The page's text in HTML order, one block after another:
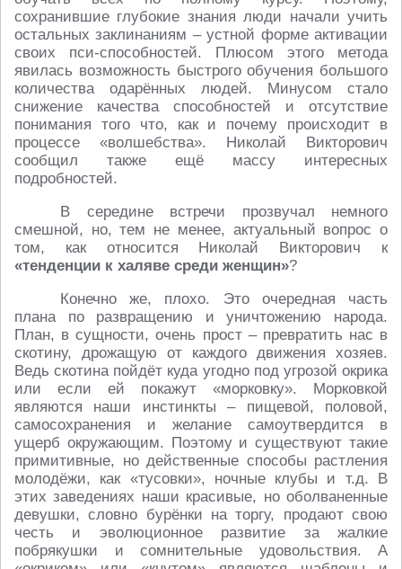
сохранившие глубокие знания люди начали учить
остальных заклинаниям – устной форме активации
своих пси-способностей. Плюсом этого метода
явилась возможность быстрого обучения большого
количества одарённых людей. Минусом стало
снижение качества способностей и отсутствие
понимания того что, как и почему происходит в
процессе «волшебства». Николай Викторович
сообщил также ещё массу интересных
подробностей.
В середине встречи прозвучал немного
смешной, но, тем не менее, актуальный вопрос о
том, как относится Николай Викторович к
«тенденции к халяве среди женщин»?
Конечно же, плохо. Это очередная часть
плана по развращению и уничтожению народа.
План, в сущности, очень прост – превратить нас в
скотину, дрожащую от каждого движения хозяев.
Ведь скотина пойдёт куда угодно под угрозой окрика
или если ей покажут «морковку». Морковкой
являются наши инстинкты – пищевой, половой,
самосохранения и желание самоутвердится в
ущерб окружающим. Поэтому и существуют такие
примитивные, но действенные способы растления
молодёжи, как «тусовки», ночные клубы и т.д. В
этих заведениях наши красивые, но оболваненные
девушки, словно бурёнки на торгу, продают свою
честь и эволюционное развитие за жалкие
побрякушки и сомнительные удовольствия. А